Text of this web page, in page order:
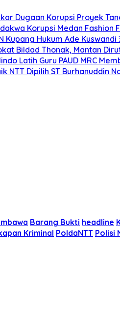
Dugaan Korupsi Proyek
Korupsi Medan
Kupang Hukum Ade Kuswandi
Bildad Thonak, Mantan
Latih Guru PAUD MRC
NTT Dipilih ST Burhanuddin
Barang Bukti headline
Kriminal PoldaNTT Polisi